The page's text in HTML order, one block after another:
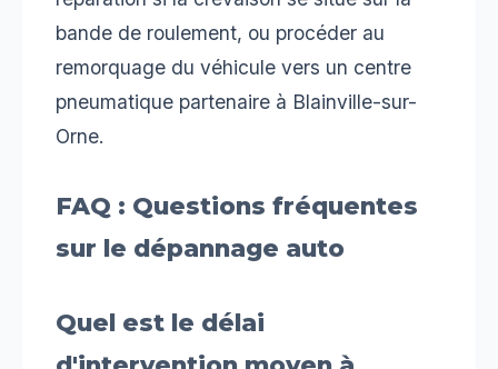
bande de roulement, ou procéder au
remorquage du véhicule vers un centre
pneumatique partenaire à Blainville-sur-
Orne.
FAQ : Questions fréquentes
sur le dépannage auto
Quel est le délai